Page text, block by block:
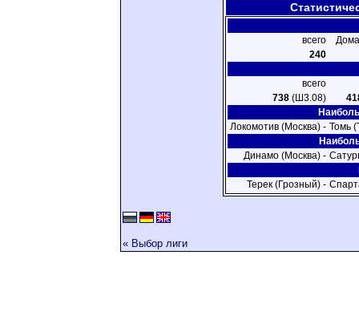
всего
240
всего
738(Ш3.08)
Локомотив (Москва) - Томь
Динамо (Москва) -
Терек (Грозный) -
« Выбор лиги